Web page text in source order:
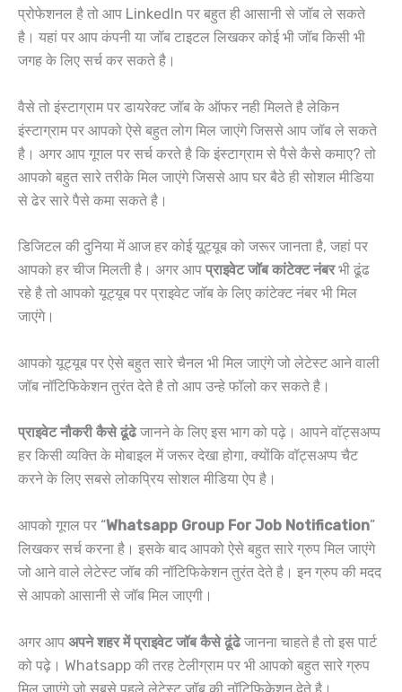
प्रोफेशनल है तो आप LinkedIn पर बहुत ही आसानी से जॉब ले सकते
है। यहां पर आप कंपनी या जॉब टाइटल लिखकर कोई भी जॉब किसी भी
जगह के लिए सर्च कर सकते है।
वैसे तो इंस्टाग्राम पर डायरेक्ट जॉब के ऑफर नही मिलते है लेकिन
इंस्टाग्राम पर आपको ऐसे बहुत लोग मिल जाएंगे जिससे आप जॉब ले सकते
है। अगर आप गूगल पर सर्च करते है कि इंस्टाग्राम से पैसे कैसे कमाए? तो
आपको बहुत सारे तरीके मिल जाएंगे जिससे आप घर बैठे ही सोशल मीडिया
से ढेर सारे पैसे कमा सकते है।
डिजिटल की दुनिया में आज हर कोई यू्ट्यूब को जरूर जानता है, जहां पर
आपको हर चीज मिलती है। अगर आप प्राइवेट जॉब कांटेक्ट नंबरभी ढूंढ
रहे है तो आपको यूट्यूब पर प्राइवेट जॉब के लिए कांटेक्ट नंबर भी मिल
जाएंगे।
आपको यूट्यूब पर ऐसे बहुत सारे चैनल भी मिल जाएंगे जो लेटेस्ट आने वाली
जॉब नॉटिफिकेशन तुरंत देते है तो आप उन्हे फॉलो कर सकते है।
प्राइवेट नौकरी कैसे ढूंढेजानने के लिए इस भाग को पढ़े। आपने वॉट्सअप्प
हर किसी व्यक्ति के मोबाइल में जरूर देखा होगा, क्योंकि वॉट्सअप्प चैट
करने के लिए सबसे लोकप्रिय सोशल मीडिया ऐप है।
आपको गूगल पर “Whatsapp Group For Job Notification”
लिखकर सर्च करना है। इसके बाद आपको ऐसे बहुत सारे ग्रुप मिल जाएंगे
जो आने वाले लेटेस्ट जॉब की नॉटिफिकेशन तुरंत देते है। इन ग्रुप की मदद
से आपको आसानी से जॉब मिल जाएगी।
अगर आप अपने शहर में प्राइवेट जॉब कैसे ढूंढेजानना चाहते है तो इस पार्ट
को पढ़े। Whatsapp की तरह टेलीग्राम पर भी आपको बहुत सारे ग्रुप
मिल जाएंगे जो सबसे पहले लेटेस्ट जॉब की नॉटिफिकेशन देते है।